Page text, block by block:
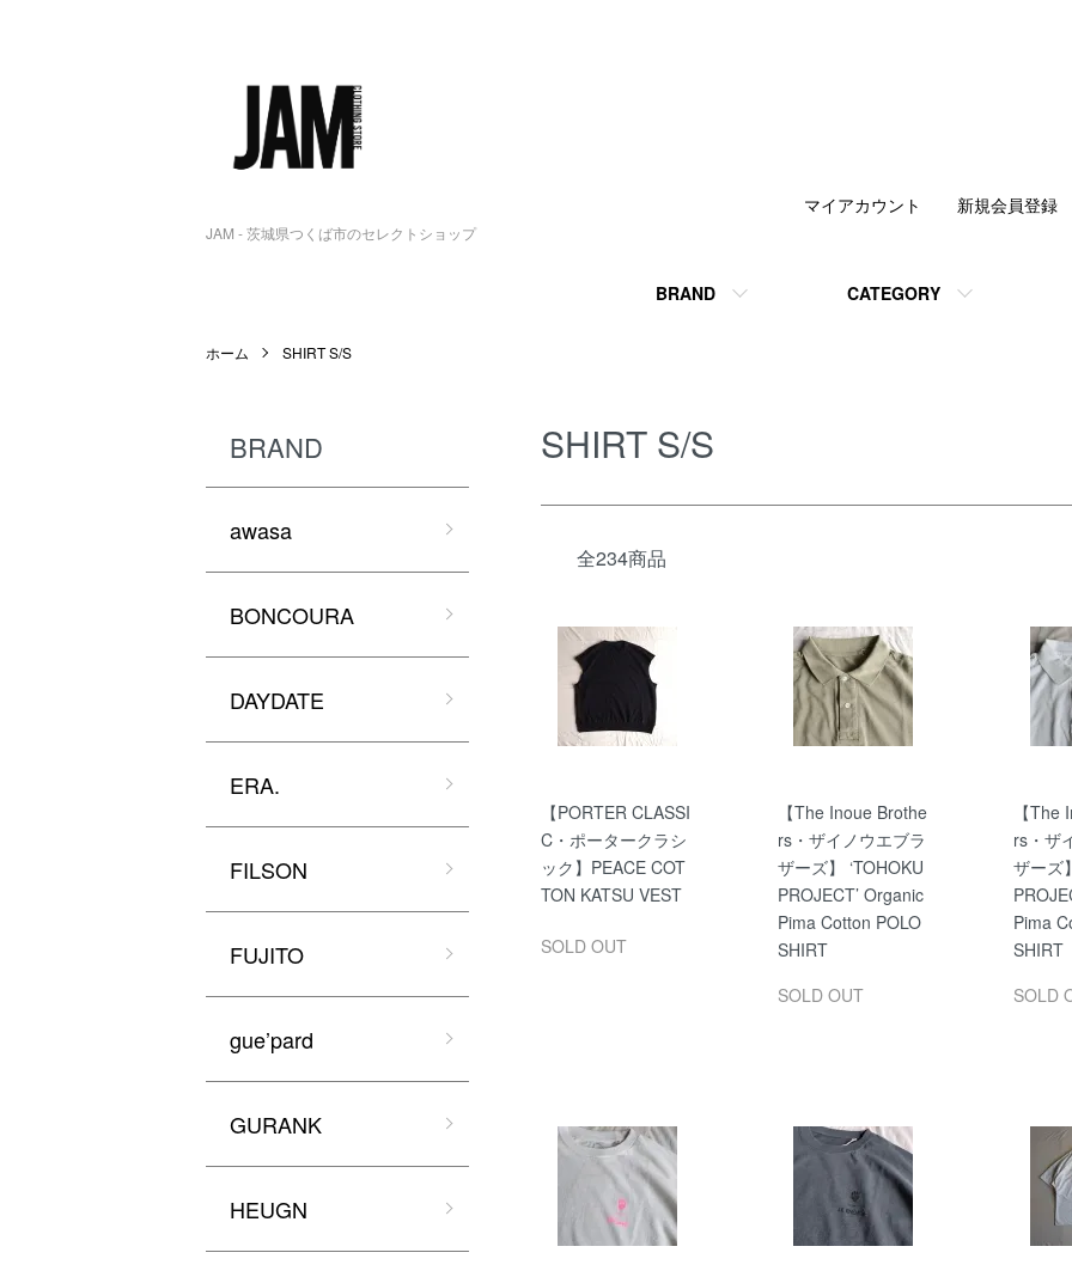
JAM - 茨城県つくば市のセレクトショップ
BRAND CATEGORY
マイアカウント 新規会員登録
ホーム SHIRT S/S
SHIRT S/S
全234商品
【PORTER CLASSI
C・ポータークラシ
ック】PEACE COT
TON KATSU VEST
SOLD OUT
【The Inoue Brothe
rs・ザイノウエブラ
ザーズ】 ‘TOHOKU
PROJECT’ Organic
Pima Cotton POLO
SHIRT
SOLD OUT
【The
rs・ザ
ザーズ
Pima
SHIRT
SOLD
BRAND
awasa
BONCOURA
DAYDATE
ERA.
FILSON
FUJITO
gue’pard
GURANK
HEUGN